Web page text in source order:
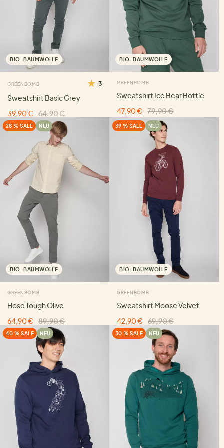
BIO-BAUMWOLLE
GREENBOMB 3
Sweatshirt Basic Grey
39,90 €
64,90 €
BIO-BAUMWOLLE
GREENBOMB
Sweatshirt Ice Bear Bottle
47,90 €
79,90 €
28 % SALE NEU
BIO-BAUMWOLLE
GREENBOMB
Hose Tough Olive
64,90 €
89,90 €
39 % SALE NEU
BIO-BAUMWOLLE
GREENBOMB
Sweatshirt Moose Velvet
42,90 €
69,90 €
40 % SALE NEU 30 % SALE NEU